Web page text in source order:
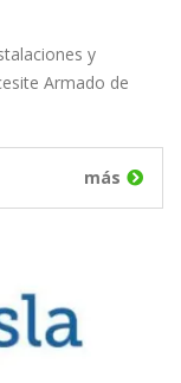
y
Armado de
más